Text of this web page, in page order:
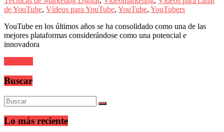
Una
estratégica
y
versátil
LATAM
Bitácora
social
de
Mercadeo
de YouTube, Vídeos para YouTube, YouTube, YouTubers
YouTube en los últimos años se ha consolidado como una de las
mejores plataformas considerándose como una potencial e
innovadora
Buscar
Lo más reciente